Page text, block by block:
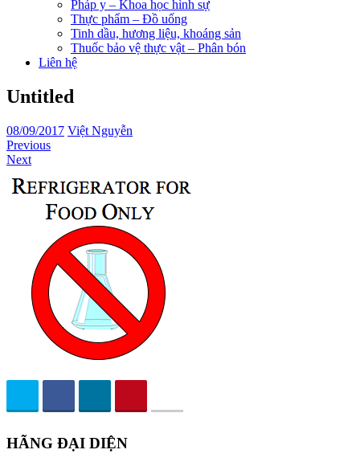
Pháp y – Khoa học hình sự
Thực phẩm – Đồ uống
Tinh dầu, hương liệu, khoáng sản
Thuốc bảo vệ thực vật – Phân bón
Liên hệ
Untitled
08/09/2017 Việt Nguyễn
Previous
Next
HÃNG ĐẠI DIỆN